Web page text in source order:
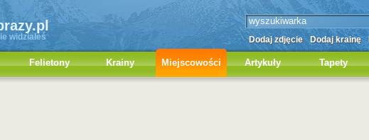
widziałeś Dodaj zdjęcie Dodaj krainę
Felietony Krainy Miejscowości Artykuły Tapety